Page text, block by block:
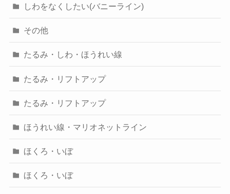
しわをなくしたい(バニーライン)
その他
たるみ・しわ・ほうれい線
たるみ・リフトアップ
たるみ・リフトアップ
ほうれい線・マリオネットライン
ほくろ・いぼ
ほくろ・いぼ